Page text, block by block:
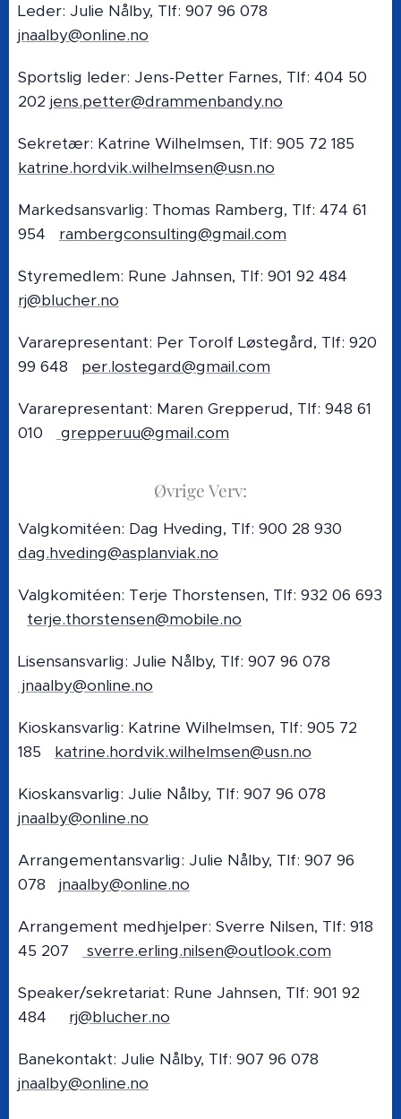
Leder: Julie Nålby, Tlf: 907 96 078
jnaalby@online.no
Sportslig leder: Jens-Petter Farnes, Tlf: 404 50
202 jens.petter@drammenbandy.no
Sekretær: Katrine Wilhelmsen, Tlf: 905 72 185
katrine.hordvik.wilhelmsen@usn.no
Markedsansvarlig: Thomas Ramberg, Tlf: 474 61
954 rambergconsulting@gmail.com
Styremedlem: Rune Jahnsen, Tlf: 901 92 484
rj@blucher.no
Vararepresentant: Per Torolf Løstegård, Tlf: 920
99 648 per.lostegard@gmail.com
Vararepresentant: Maren Grepperud, Tlf: 948 61
010
grepperuu@gmail.com
Øvrige Verv:
Valgkomitéen: Dag Hveding, Tlf: 900 28 930
dag.hveding@asplanviak.no
Valgkomitéen: Terje Thorstensen, Tlf: 932 06 693
terje.thorstensen@mobile.no
Lisensansvarlig: Julie Nålby, Tlf: 907 96 078
jnaalby@online.no
Kioskansvarlig: Katrine Wilhelmsen, Tlf: 905 72
185 katrine.hordvik.wilhelmsen@usn.no
Kioskansvarlig: Julie Nålby, Tlf: 907 96 078
jnaalby@online.no
Arrangementansvarlig: Julie Nålby, Tlf: 907 96
078 jnaalby@online.no
Arrangement medhjelper: Sverre Nilsen, Tlf: 918
45 207
sverre.erling.nilsen@outlook.com
Speaker/sekretariat: Rune Jahnsen, Tlf: 901 92
484 rj@blucher.no
Banekontakt: Julie Nålby, Tlf: 907 96 078
jnaalby@online.no